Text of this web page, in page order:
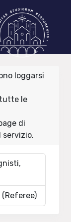
loggarsi
le
di
servizio.